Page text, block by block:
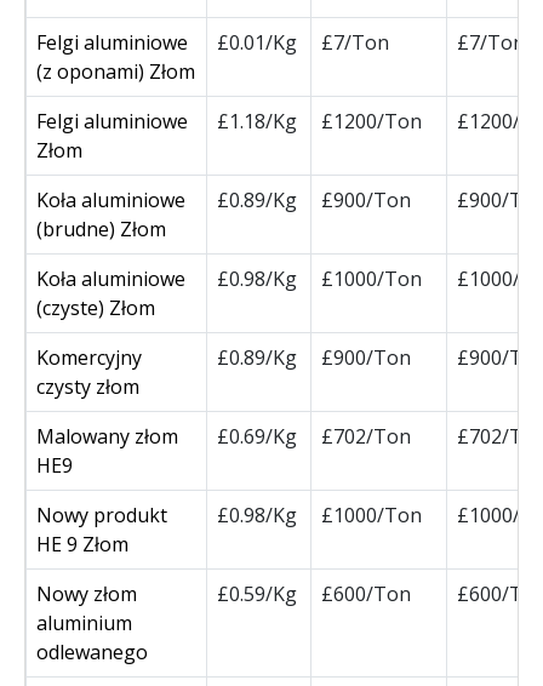
Felgi aluminiowe
(z oponami) Złom
£0.01/Kg £7/Ton £7/Ton
Felgi aluminiowe
Złom
£1.18/Kg £1200/Ton £1200/
Koła aluminiowe
(brudne) Złom
£0.89/Kg £900/Ton £900/
Koła aluminiowe
(czyste) Złom
£0.98/Kg £1000/Ton £1000/
Komercyjny
czysty złom
£0.89/Kg £900/Ton £900/
Malowany złom
HE9
£0.69/Kg £702/Ton £702/
Nowy produkt
HE 9 Złom
£0.98/Kg £1000/Ton £1000/
Nowy złom
aluminium
odlewanego
£0.59/Kg £600/Ton £600/